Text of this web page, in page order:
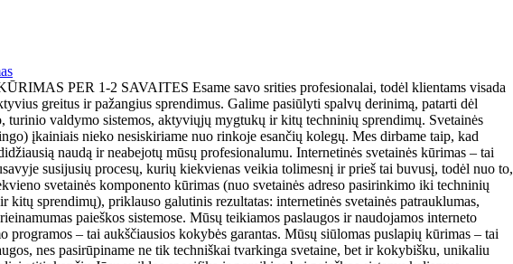
PER 1-2 SAVAITES Esame savo srities profesionalai, todėl klientams visada
greitus ir pažangius sprendimus. Galime pasiūlyti spalvų derinimą, patarti dėl
turinio valdymo sistemos, aktyviųjų mygtukų ir kitų techninių sprendimų. Svetainės
įkainiais nieko nesiskiriame nuo rinkoje esančių kolegų. Mes dirbame taip, kad
naudą ir neabejotų mūsų profesionalumu. Internetinės svetainės kūrimas – tai
susijusių procesų, kurių kiekvienas veikia tolimesnį ir prieš tai buvusį, todėl nuo to,
svetainės komponento kūrimas (nuo svetainės adreso pasirinkimo iki techninių
kitų sprendimų), priklauso galutinis rezultatas: internetinės svetainės patrauklumas,
paieškos sistemose. Mūsų teikiamos paslaugos ir naudojamos interneto
programos – tai aukščiausios kokybės garantas. Mūsų siūlomas puslapių kūrimas – tai
nes pasirūpiname ne tik techniškai tvarkinga svetaine, bet ir kokybišku, unikaliu